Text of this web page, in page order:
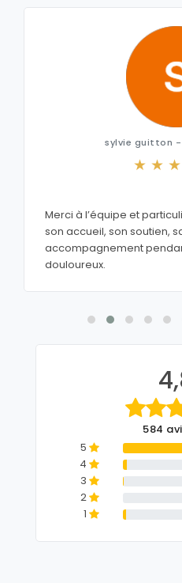
sylvie guitton
Merci à l’équipe et
son accueil, son soutien,
accompagnement
douloureux.
584
5
4
3
2
1